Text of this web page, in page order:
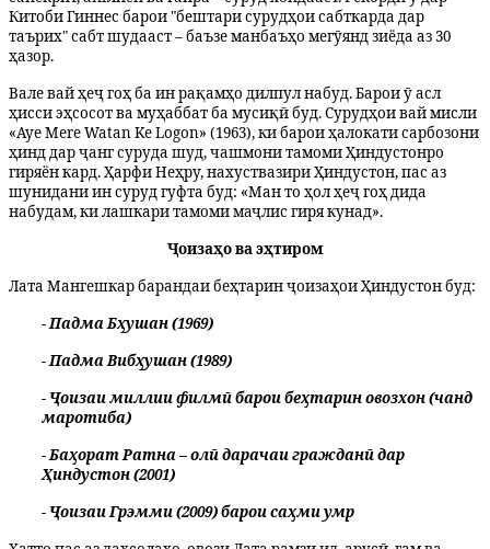
Китоби Гиннес барои "бештари сурудҳои сабткарда дар
таърих" сабт шудааст – баъзе манбаъҳо мегӯянд зиёда аз 30
ҳазор.
Вале вай ҳеҷ гоҳ ба ин рақамҳо дилпул набуд. Барои ӯ асл
ҳисси эҳсосот ва муҳаббат ба мусиқӣ буд. Сурудҳои вай мисли
«Aye Mere Watan Ke Logon» (1963), ки барои ҳалокати сарбозони
ҳинд дар ҷанг суруда шуд, чашмони тамоми Ҳиндустонро
гиряён кард. Ҳарфи Неҳру, нахуствазири Ҳиндустон, пас аз
шунидани ин суруд гуфта буд: «Ман то ҳол ҳеҷ гоҳ дида
набудам, ки лашкари тамоми маҷлис гиря кунад».
Ҷоизаҳо ва эҳтиром
Лата Мангешкар барандаи беҳтарин ҷоизаҳои Ҳиндустон буд:
- Падма Бҳушан (1969)
- Падма Вибҳушан (1989)
- Ҷоизаи миллии филмӣ барои беҳтарин овозхон (чанд
маротиба)
- Баҳорат Ратна – олӣ дарачаи гражданӣ дар
Ҳиндустон (2001)
- Ҷоизаи Грэмми (2009) барои саҳми умр